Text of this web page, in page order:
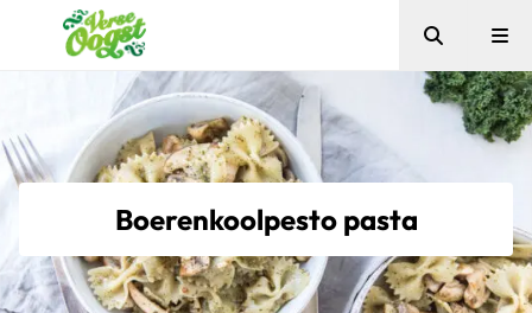
Zoeken
Boerenkoolpesto pasta